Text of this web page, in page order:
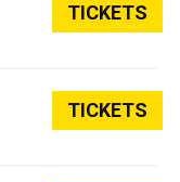
TICKETS
TICKETS